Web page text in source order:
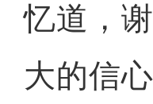
忆道，
大的信心